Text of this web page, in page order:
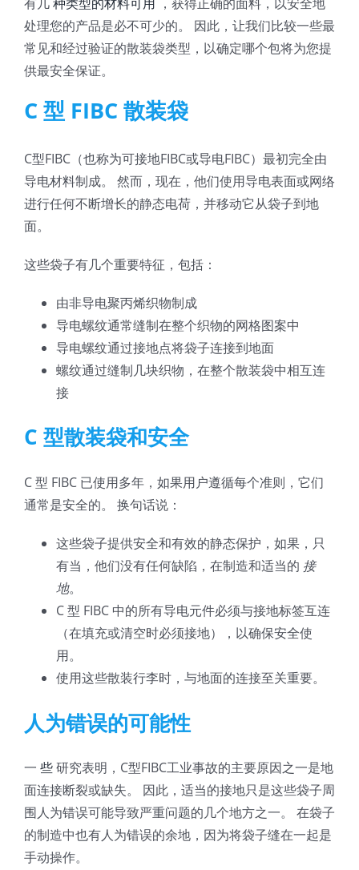
处理您的产品是必不可少的。 因此，让我们比较一些最
常见和经过验证的散装袋类型，以确定哪个包将为您提
供最安全保证。
C 型 FIBC 散装袋
C型FIBC（也称为可接地FIBC或导电FIBC）最初完全由
导电材料制成。 然而，现在，他们使用导电表面或网络
进行任何不断增长的静态电荷，并移动它从袋子到地
面。
这些袋子有几个重要特征，包括：
由非导电聚丙烯织物制成
导电螺纹通常缝制在整个织物的网格图案中
导电螺纹通过接地点将袋子连接到地面
螺纹通过缝制几块织物，在整个散装袋中相互连
接
C 型散装袋和安全
C 型 FIBC 已使用多年，如果用户遵循每个准则，它们
通常是安全的。 换句话说：
这些袋子提供安全和有效的静态保护，如果，只
有当，他们没有任何缺陷，在制造和适当的 接
地。
C 型 FIBC 中的所有导电元件必须与接地标签互连
（在填充或清空时必须接地），以确保安全使
用。
使用这些散装行李时，与地面的连接至关重要。
人为错误的可能性
一 些研究表明，C型FIBC工业事故的主要原因之一是地
面连接断裂或缺失。 因此，适当的接地只是这些袋子周
围人为错误可能导致严重问题的几个地方之一。 在袋子
的制造中也有人为错误的余地，因为将袋子缝在一起是
手动操作。